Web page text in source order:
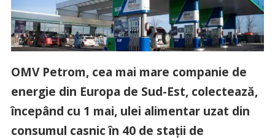
OMV Petrom, cea mai mare companie de
energie din Europa de Sud-Est, colectează,
începând cu 1 mai, ulei alimentar uzat din
consumul casnic în 40 de stații de